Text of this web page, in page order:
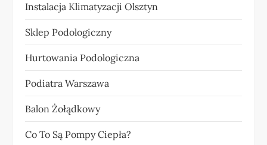
Instalacja Klimatyzacji Olsztyn
Sklep Podologiczny
Hurtowania Podologiczna
Podiatra Warszawa
Balon Żołądkowy
Co To Są Pompy Ciepła?